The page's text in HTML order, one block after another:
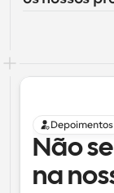
Depoimentos
Não
na